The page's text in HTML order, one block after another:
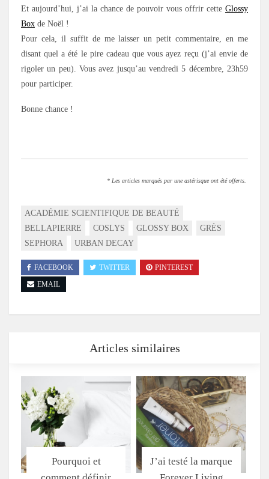
Et aujourd’hui, j’ai la chance de pouvoir vous offrir cette Glossy
Box de Noël !
Pour cela, il suffit de me laisser un petit commentaire, en me
disant quel a été le pire cadeau que vous ayez reçu (j’ai envie de
rigoler un peu). Vous avez jusqu’au vendredi 5 décembre, 23h59
pour participer.
Bonne chance !
* Les articles marqués par une astérisque ont été offerts.
ACADÉMIE SCIENTIFIQUE DE BEAUTÉ
BELLAPIERRE
COSLYS GLOSSY BOX
GRÈS
SEPHORA
URBAN DECAY
FACEBOOK TWITTER
PINTEREST
EMAIL
Articles similaires
Pourquoi et
J’ai testé la marque